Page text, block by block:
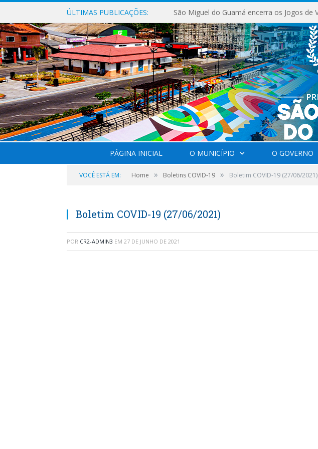
ÚLTIMAS PUBLICAÇÕES:
PÁGINA INICIAL O MUNICÍPIO O GOVERNO
VOCÊ ESTÁ EM: Home » Boletins COVID-19 » Boletim COVID-19 (27/06/2021)
Boletim COVID-19 (27/06/2021)
POR CR2-ADMIN3 EM 27 DE JUNHO DE 2021